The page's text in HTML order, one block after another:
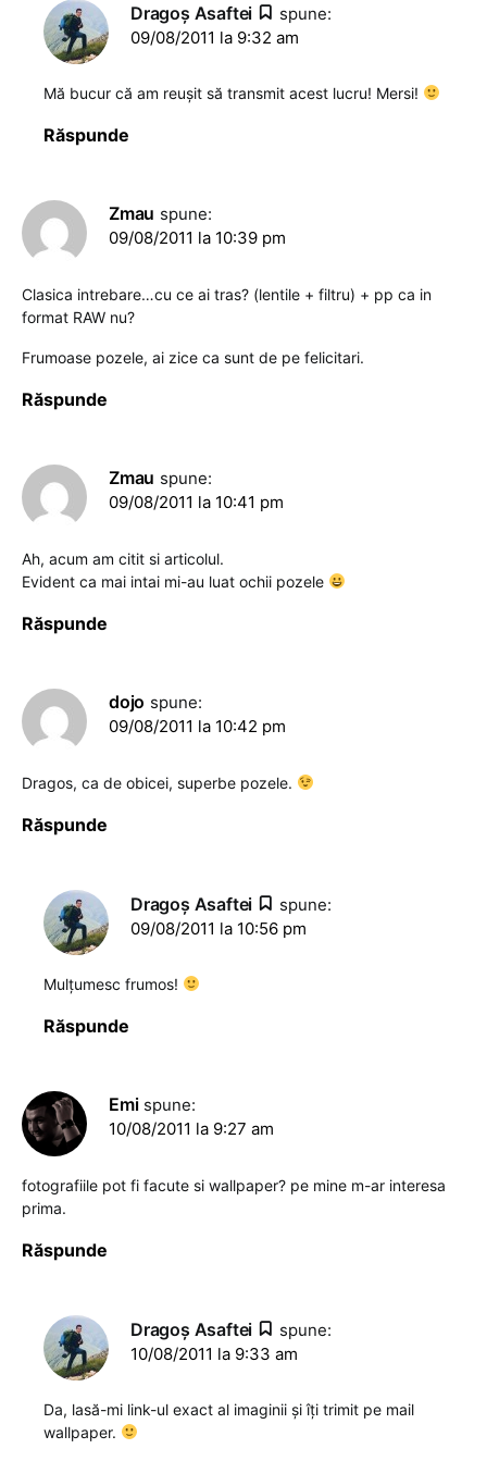
Dragoş Asaftei
spune:
09/08/2011 la 9:32 am
Mă bucur că am reușit să transmit acest lucru! Mersi!
Răspunde
Zmau spune:
09/08/2011 la 10:39 pm
Clasica intrebare…cu ce ai tras? (lentile + filtru) + pp ca in
format RAW nu?
Frumoase pozele, ai zice ca sunt de pe felicitari.
Răspunde
Zmau spune:
09/08/2011 la 10:41 pm
Ah, acum am citit si articolul.
Evident ca mai intai mi-au luat ochii pozele
Răspunde
dojo spune:
09/08/2011 la 10:42 pm
Dragos, ca de obicei, superbe pozele.
Răspunde
Dragoş Asaftei
spune:
09/08/2011 la 10:56 pm
Mulțumesc frumos!
Răspunde
Emi spune:
10/08/2011 la 9:27 am
fotografiile pot fi facute si wallpaper? pe mine m-ar interesa
prima.
Răspunde
Dragoş Asaftei
spune:
10/08/2011 la 9:33 am
Da, lasă-mi link-ul exact al imaginii și îți trimit pe mail
wallpaper.